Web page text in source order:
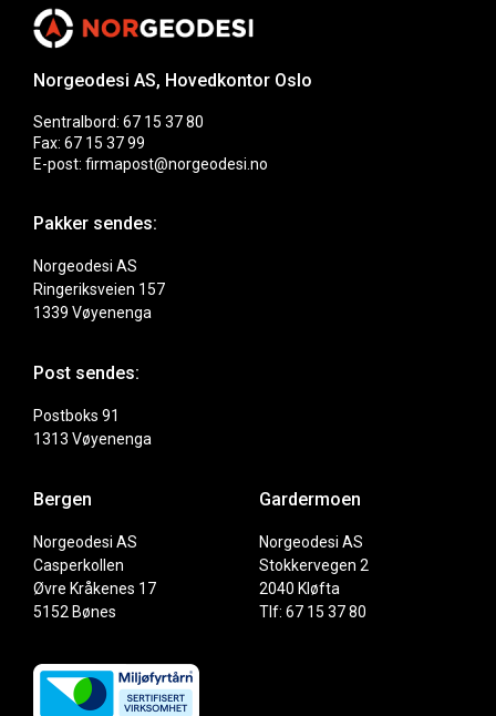
Norgeodesi AS, Hovedkontor Oslo
Sentralbord: 67 15 37 80
Fax: 67 15 37 99
E-post: firmapost@norgeodesi.no
Pakker sendes:
Norgeodesi AS
Ringeriksveien 157
1339 Vøyenenga
Post sendes:
Postboks 91
1313 Vøyenenga
Bergen
Norgeodesi AS
Casperkollen
Øvre Kråkenes 17
5152 Bønes
Gardermoen
Norgeodesi AS
Stokkervegen 2
2040 Kløfta
Tlf: 67 15 37 80